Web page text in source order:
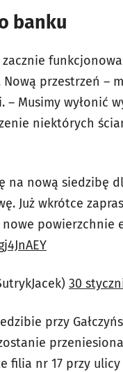
banku
Nową przestrzeń –
Musimy wyłonić
niektórych
na nową siedzibę
Już wkrótce
powierzchnie
30
przy
filia nr 17 przy